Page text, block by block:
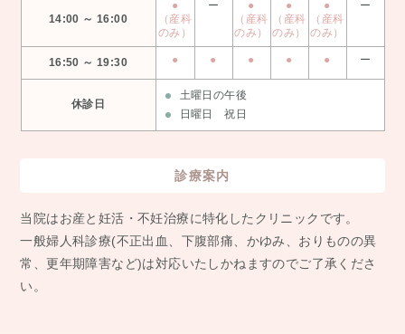
14:00 ～ 16:00
●
（産科
のみ）
ー
●
（産科
のみ）
●
（産科
のみ）
●
（産科
のみ）
ー
16:50 ～ 19:30 ● ● ● ● ● ー
休診日
土曜日の午後
日曜日 祝日
診療案内
当院はお産と妊活・不妊治療に特化したクリニックです。
⼀般婦⼈科診療(不正出⾎、下腹部痛、かゆみ、おりものの異
常、更年期障害など)は対応いたしかねますのでご了承くださ
い。